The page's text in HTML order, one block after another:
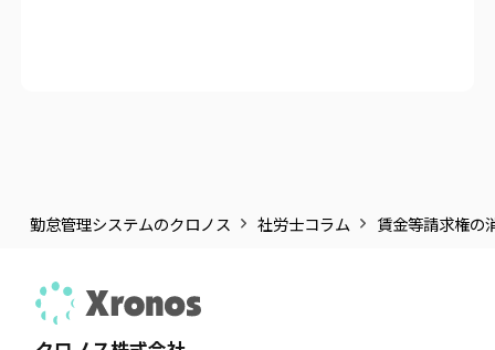
勤怠管理システムのクロノス 社労士コラム 賃金等請求権の